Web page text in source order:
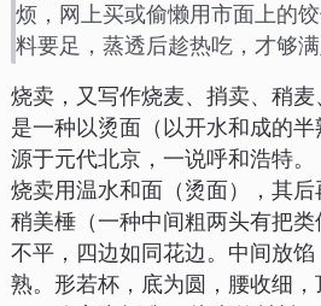
烦，网上买或偷懒用市面上的
料要足，蒸透后趁热吃，才够满
烧卖 ，又写作烧麦、捎卖、稍
是一种以烫面（以开水和成的
源于元代北京，一说呼和浩特。
烧卖用温水和面（烫面），其
稍美棰（一种中间粗两头有把
不平，四边如同花边。中间放
熟。形若杯，底为圆，腰收细